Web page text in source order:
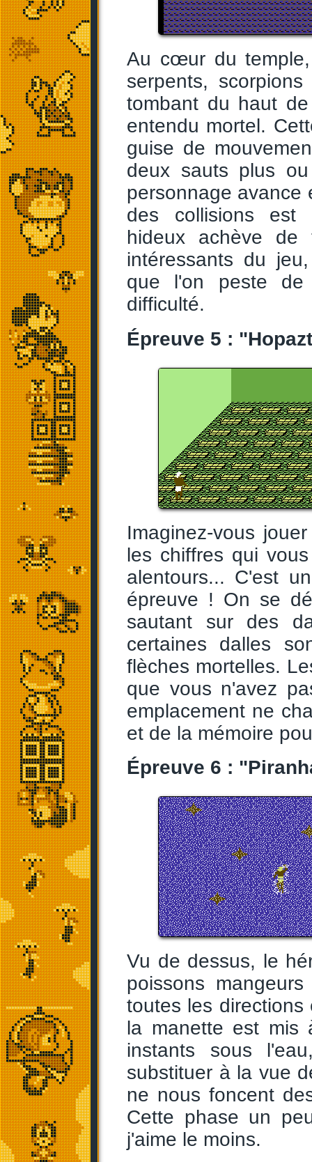
Au cœur du
serpents,
tombant du haut
entendu mortel.
guise de
deux sauts plus
personnage avance
des collisions est
hideux achève
intéressants du
que l'on peste
difficulté.
Épreuve 5 :
Imaginez-vous
les chiffres qui
alentours... C'est
épreuve ! On se
sautant sur des
certaines dalles
flèches mortelles.
que vous n'avez
emplacement ne
et de la mémoire
Épreuve 6 :
Vu de dessus, le
poissons
toutes les
la manette est mis
instants sous
substituer à la vue
ne nous foncent
Cette phase un
j'aime le moins.